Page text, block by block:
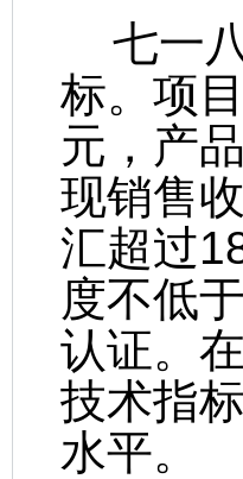
七一八
标。项
元，产
现销售
汇超过
度不低
认证。
技术指
水平。